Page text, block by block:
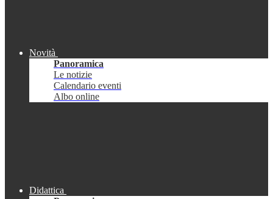
Novità
Panoramica
Le notizie
Calendario eventi
Albo online
Didattica